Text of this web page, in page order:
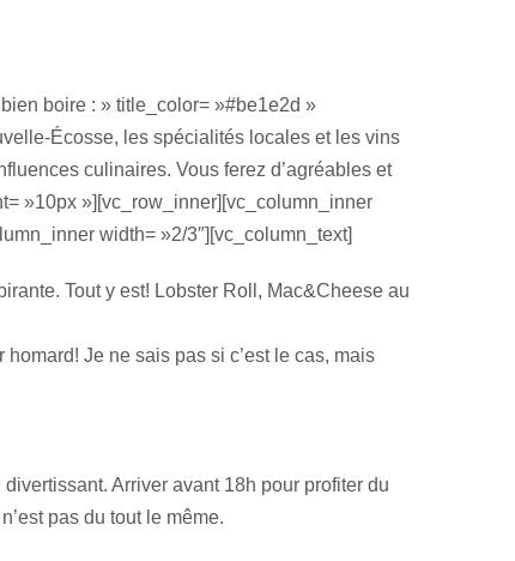
boire : » title_color= »#be1e2d »
Écosse, les spécialités locales et les vins
culinaires. Vous ferez d’agréables et
»10px »][vc_row_inner][vc_column_inner
width= »2/3″][vc_column_text]
Tout y est! Lobster Roll, Mac&Cheese au
Je ne sais pas si c’est le cas, mais
Arriver avant 18h pour profiter du
pas du tout le même.